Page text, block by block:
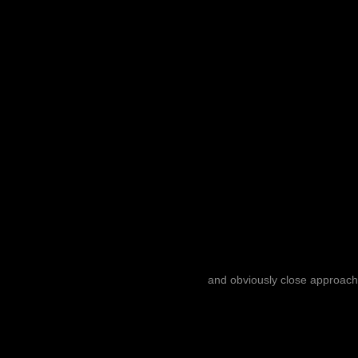
and obviously close